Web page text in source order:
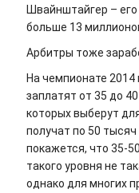
Швайнштайгер – его
больше 13
Арбитры тоже
На чемпионате
заплатят от 35 до
которых выберут
получат по 50
покажется, что 35-
такого уровня не
однако для многих